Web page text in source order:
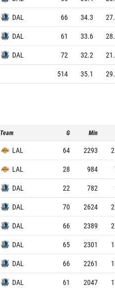
DAL 66 34.3
DAL 61 33.6
DAL 72 32.2
514 35.1
Team G Min
LAL 64 2293
LAL 28 984
DAL 22 782
DAL 70 2624
DAL 66 2389
DAL 65 2301
DAL 66 2261
DAL 61 2047